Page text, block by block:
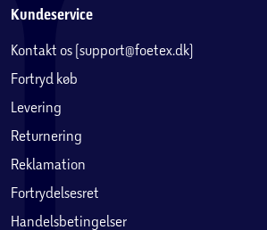
Kundeservice
Kontakt os (support@foetex.dk)
Fortryd køb
Levering
Returnering
Reklamation
Fortrydelsesret
Handelsbetingelser